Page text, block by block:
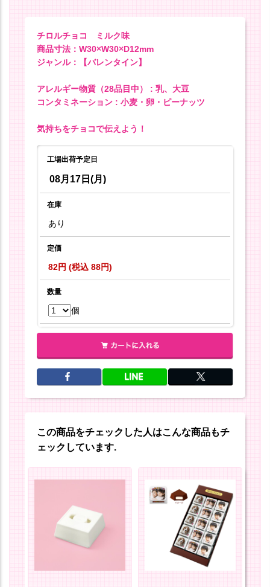
チロルチョコ ミルク味
商品寸法：W30×W30×D12mm
ジャンル：【バレンタイン】
アレルギー物質（28品目中） : 乳、大豆
コンタミネーション : 小麦・卵・ピーナッツ
気持ちをチョコで伝えよう！
工場出荷予定日
08月17日(月)
在庫
あり
定価
82円 (税込 88円)
数量
個
この商品をチェックした人はこんな商品もチ
ェックしています.